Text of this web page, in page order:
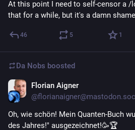
At this point I need to self-censor a /
that for a while, but it's a damn shame
46 5 1
Da Nobs boosted
Florian Aigner
Oh, wie schön! Mein Quanten-Buch
des Jahres!" ausgezeichnet!🥳🏆